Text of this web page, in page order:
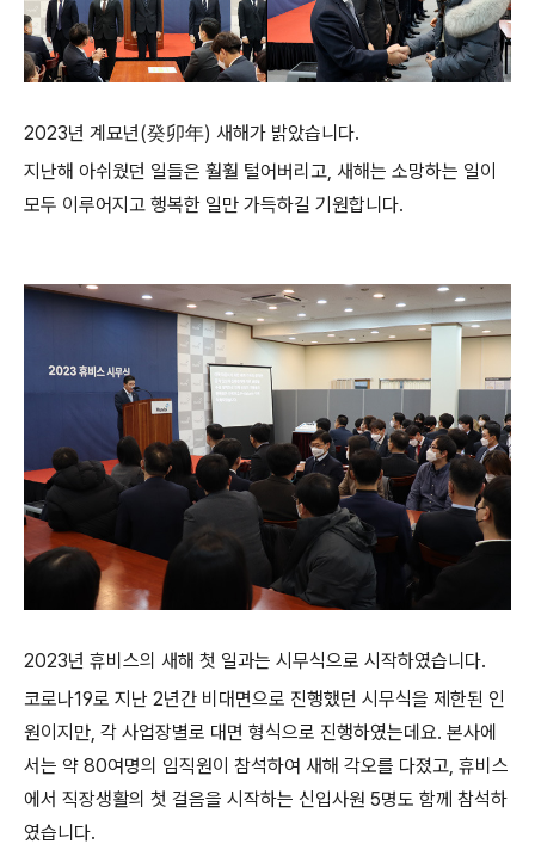
2023년 계묘년(癸卯年) 새해가 밝았습니다.
지난해 아쉬웠던 일들은 훨훨 털어버리고, 새해는 소망하는 일이
모두 이루어지고 행복한 일만 가득하길 기원합니다.
2023년 휴비스의 새해 첫 일과는 시무식으로 시작하였습니다.
코로나19로 지난 2년간 비대면으로 진행했던 시무식을 제한된 인
원이지만, 각 사업장별로 대면 형식으로 진행하였는데요. 본사에
서는 약 80여명의 임직원이 참석하여 새해 각오를 다졌고, 휴비스
에서 직장생활의 첫 걸음을 시작하는 신입사원 5명도 함께 참석하
였습니다.